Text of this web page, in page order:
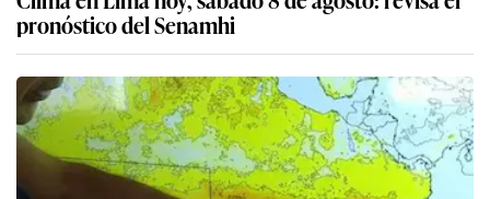
pronóstico del Senamhi